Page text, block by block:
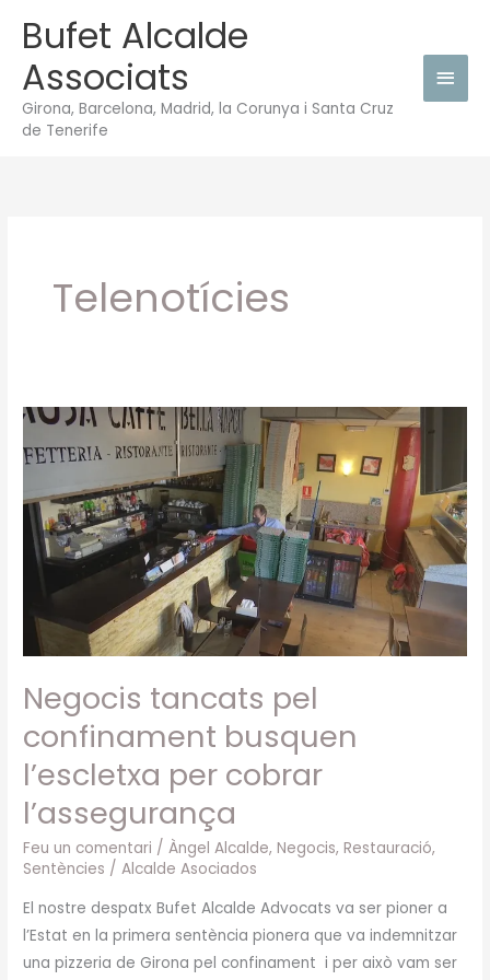
contingut
Bufet Alcalde
Associats
Girona, Barcelona, Madrid, la Corunya i Santa Cruz
de Tenerife
Telenotícies
Negocis tancats pel
confinament busquen
l’escletxa per cobrar
l’assegurança
Feu un comentari /Àngel Alcalde,Negocis,Restauració,
Sentències /Alcalde Asociados
El nostre despatx Bufet Alcalde Advocats va ser pioner a
l’Estat en la primera sentència pionera que va indemnitzar
una pizzeria de Girona pel confinament i per això vam ser
Negocis
tancats
confinament
busquen
l’escletxa
l’assegurança